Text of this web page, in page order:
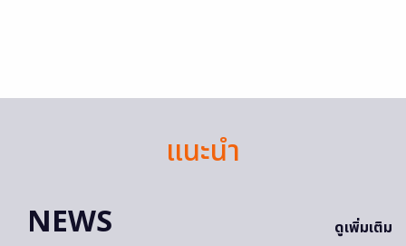
แนะนำ
NEWS
ดูเพิ่มเติม